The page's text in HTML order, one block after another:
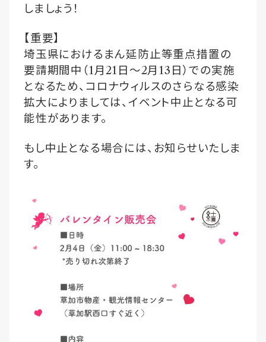
しましょう！
【重要】
埼玉県におけるまん延防止等重点措置の
要請期間中（1月21日〜2月13 日）での実施
となるため、コロナウィルスのさらなる感染
拡大によりましては、イベント中止となる可
能性があります。
もし中止となる場合には、お知らせいたしま
す。